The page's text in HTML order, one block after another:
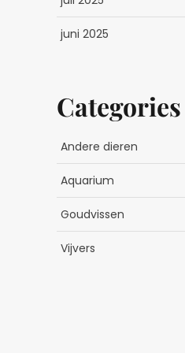
juni 2025
Categories
Andere dieren
Aquarium
Goudvissen
Vijvers